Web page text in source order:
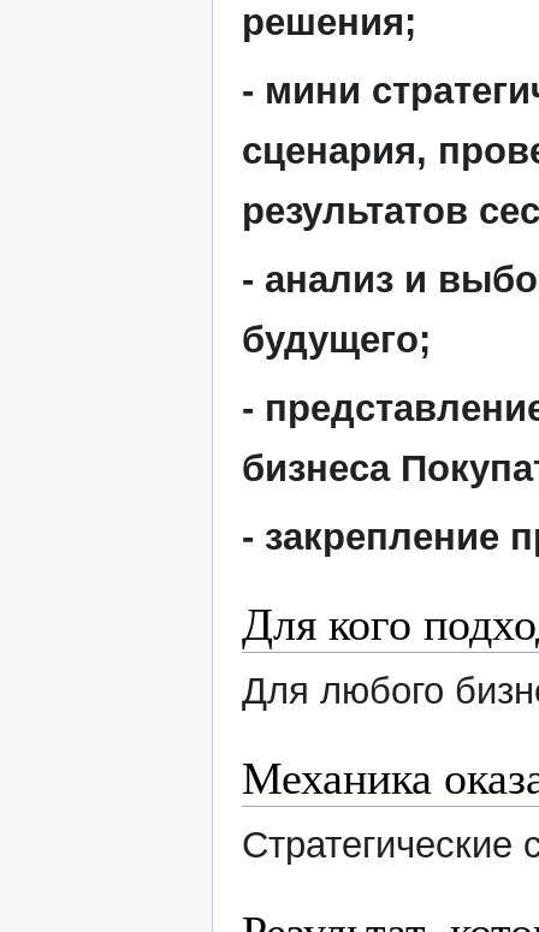
решения;
- мини
сценария,
результатов
- анализ и
будущего;
-
бизнеса
- закрепление
Для кого
Для любого
Механика
Стратегические